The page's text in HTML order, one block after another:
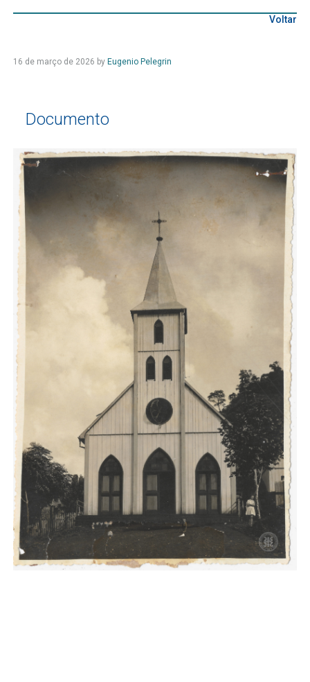
Voltar
16 de março de 2026 by Eugenio Pelegrin
Documento